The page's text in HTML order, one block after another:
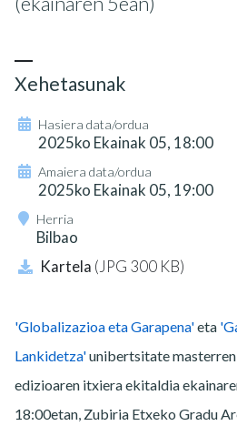
'Globalizazioa eta Garapena'eta
Lankidetza'unibertsitate
edizioaren itxiera ekitaldia
18:00etan, Zubiria Etxeko Gradu
Xehetasunak
Hasiera data/ordua
2025ko Ekainak 05, 18:00
Amaiera data/ordua
2025ko Ekainak 05, 19:00
Herria
Bilbao
Kartela (JPG 300 KB)